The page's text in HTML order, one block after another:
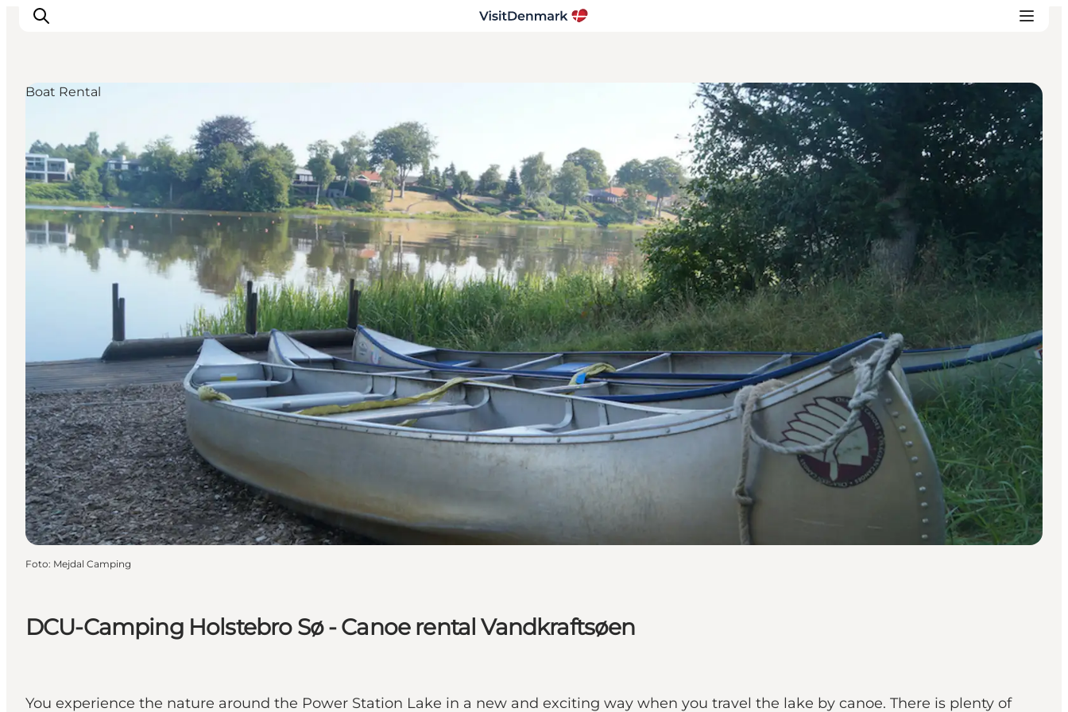
Inspiration
Resmål
Aktiviteter
Övernatta
Planera resan
DCU-Camping Holstebro Sø - Canoe rental Vandkraftsøen
You experience the nature around the Power Station Lake in a new and exciting way when you travel the lake by canoe. There is plenty of
Boat Rental
Foto: Mejdal Camping